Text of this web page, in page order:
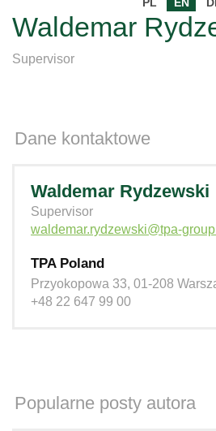
Waldemar
Supervisor
Dane kontaktowe
Waldemar Rydzewski
Supervisor
waldemar.rydzewski@tpa-
TPA Poland
Przyokopowa 33, 01-208
+48 22 647 99 00
Popularne posty autora